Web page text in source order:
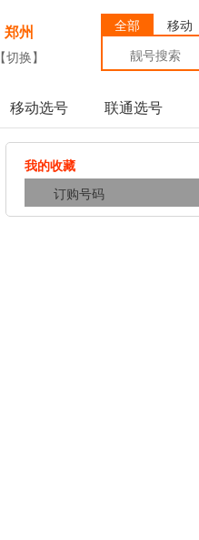
郑州
【切换】
全部 移动
移动选号 联通选号
我的收藏
订购号码